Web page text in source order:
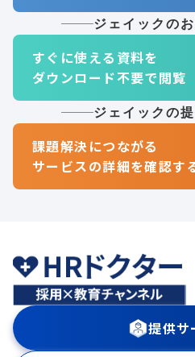
ジェイックの
すぐに使える資料を
ダウンロード不要で閲覧
ジェイックの
課題解決につながる
サービスの詳細を確認す
提供サ